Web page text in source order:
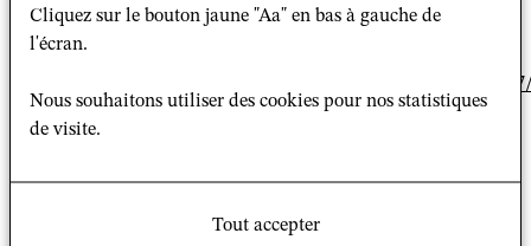
Plus d'information sur le blog du programme "Dieu
change à Paris":
http://dieuchangeaparis.hautetfort.com/archive/
reunion-dcp-2017-le-renouveau-religieux-vietnamien-
Cliquez sur le bouton jaune "Aa" en bas à gauche de
l'écran.
Nous souhaitons utiliser des cookies pour nos statistiques
de visite.
Tout accepter